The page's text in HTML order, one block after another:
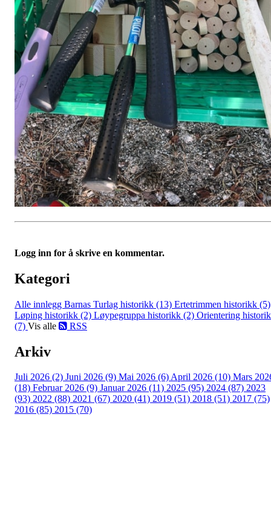
Logg inn for å skrive en kommentar.
Kategori
Alle innlegg Barnas Turlag historikk (13) Ertetrimmen historikk (5)
Løping historikk (2) Løypegruppa historikk (2) Orientering
(7) Vis alle RSS
Arkiv
Juli 2026 (2) Juni 2026 (9) Mai 2026 (6)April 2026 (10) Mars
(18) Februar 2026 (9) Januar 2026 (11) 2025 (95) 2024 (87) 2023
(93) 2022 (88) 2021 (67) 2020 (41) 2019 (51) 2018 (51) 2017 (75)
2016 (85) 2015 (70)